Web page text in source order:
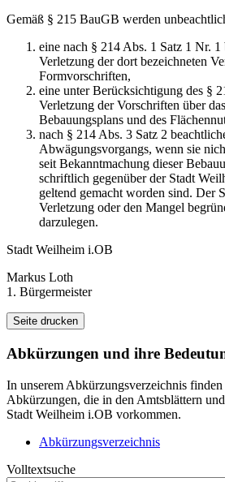
Gemäß § 215 BauGB werden
eine nach § 214 Abs. 1 Satz 1 Nr. 1
Verletzung der dort bezeichneten
Formvorschriften,
eine unter Berücksichtigung des §
Verletzung der Vorschriften über
Bebauungsplans und des
nach § 214 Abs. 3 Satz 2
Abwägungsvorgangs, wenn sie
seit Bekanntmachung dieser
schriftlich gegenüber der Stadt
geltend gemacht worden sind. Der
Verletzung oder den Mangel
darzulegen.
Stadt Weilheim i.OB
Markus Loth
1. Bürgermeister
Seite drucken
Abkürzungen und ihre
In unserem Abkürzungsverzeichnis
Abkürzungen, die in den Amtsblättern
Stadt Weilheim i.OB vorkommen.
Abkürzungsverzeichnis
Volltextsuche